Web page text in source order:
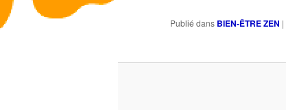
Publié dans BIEN-ÊTRE ZEN |